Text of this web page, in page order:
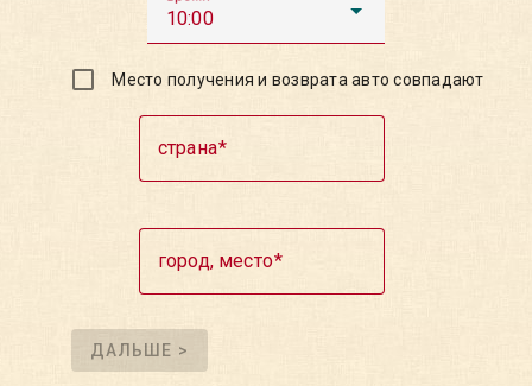
10:00
Место получения и возврата авто совпадают
страна
город, место
ДАЛЬШЕ >